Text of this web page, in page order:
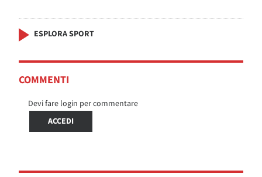
ESPLORA SPORT
COMMENTI
Devi fare login per commentare
ACCEDI